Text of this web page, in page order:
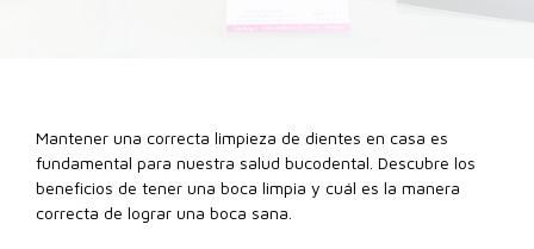
Mantener una correcta limpieza de dientes en casa es
fundamental para nuestra salud bucodental. Descubre los
beneficios de tener una boca limpia y cuál es la manera
correcta de lograr una boca sana.